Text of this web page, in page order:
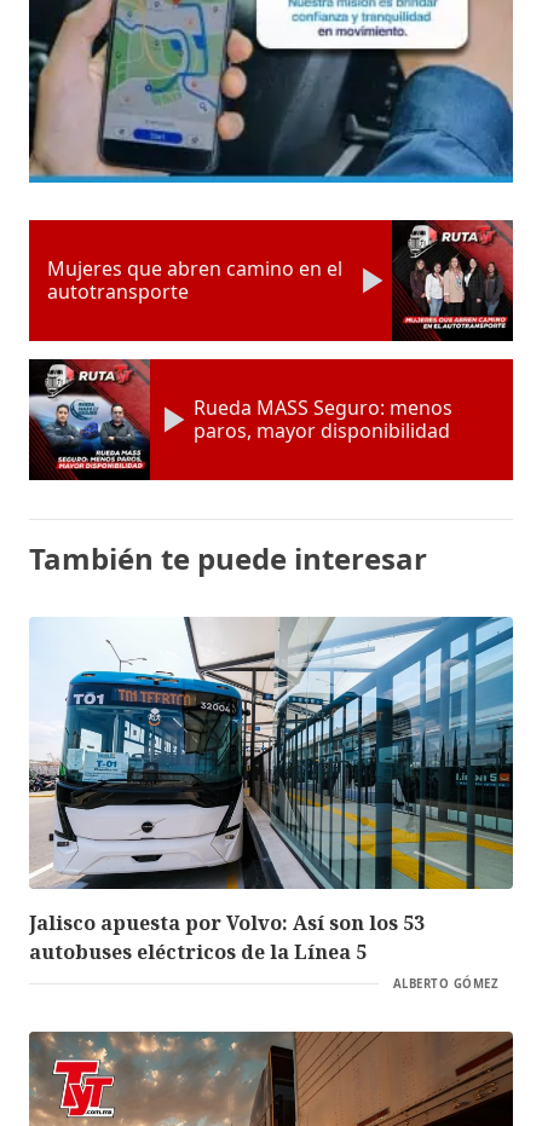
Mujeres que abren camino en el
autotransporte
Rueda MASS Seguro: menos
paros, mayor disponibilidad
También te puede interesar
Jalisco apuesta por Volvo: Así son los 53
autobuses eléctricos de la Línea 5
ALBERTO GÓMEZ